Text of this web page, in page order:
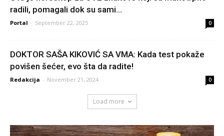
radili, pomagali dok su sami...
Portal - September 22, 2025 0
DOKTOR SAŠA KIKOVIĆ SA VMA: Kada test pokaže
povišen šećer, evo šta da radite!
Redakcija - November 21, 2024 0
Load more